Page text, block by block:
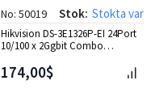
No: 50019 Stok: Stokta var
Hikvision DS-3E1326P-EI 24Port
10/100 x 2Ggbit Combo
174,00$